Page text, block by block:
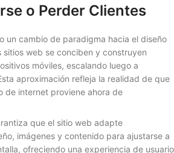
o Perder Clientes
un cambio de paradigma hacia el diseño
web se conciben y construyen
móviles, escalando luego a
aproximación refleja la realidad de que
de internet proviene ahora de
que el sitio web adapte
imágenes y contenido para ajustarse a
ofreciendo una experiencia de usuario